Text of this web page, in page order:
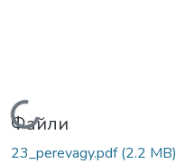
Вантажиться...
Файли
23_perevagy.pdf(2.2 MB)